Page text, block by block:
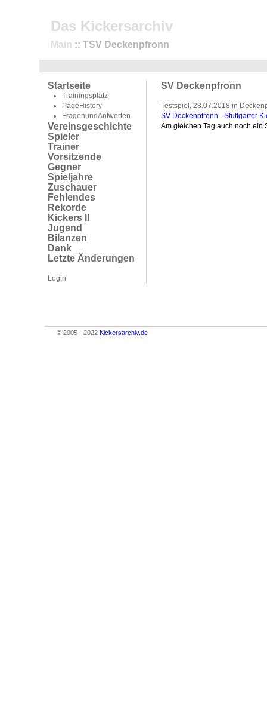
Das Kickersarchiv
Main :: TSV Deckenpfronn
Startseite
Trainingsplatz
PageHistory
FragenundAntworten
Vereinsgeschichte
Spieler
Trainer
Vorsitzende
Gegner
Spieljahre
Zuschauer
Fehlendes
Rekorde
Kickers II
Jugend
Bilanzen
Dank
Letzte Änderungen
Login
SV Deckenpfronn
Testspiel, 28.07.2018 in
SV Deckenpfronn - Stuttgarter
Am gleichen Tag auch noch ein
© 2005 - 2022 Kickersarchiv.de